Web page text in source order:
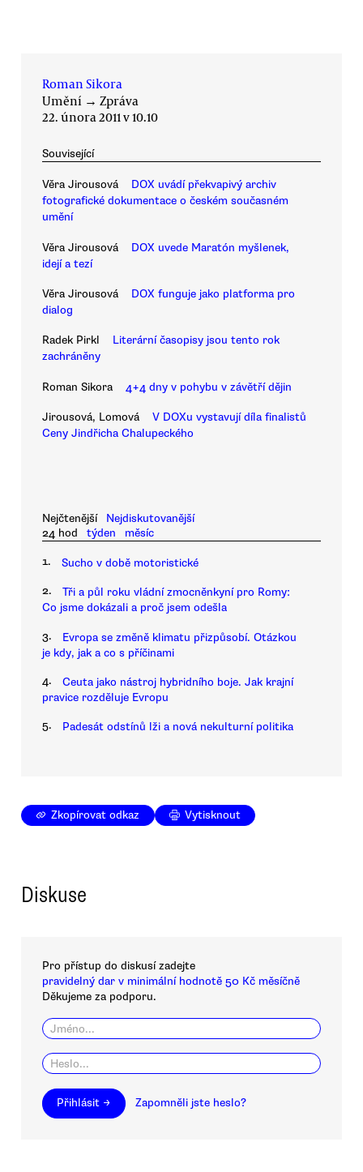
Roman Sikora
Umění → Zpráva
22. února 2011 v 10.10
Související
Věra Jirousová
DOX uvádí překvapivý archiv
fotografické dokumentace o českém současném
umění
Věra Jirousová
DOX uvede Maratón myšlenek,
idejí a tezí
Věra Jirousová
DOX funguje jako platforma pro
dialog
Radek Pirkl
Literární časopisy jsou tento rok
zachráněny
Roman Sikora 4+4 dny v pohybu v závětří dějin
Jirousová, Lomová
V DOXu vystavují díla finalistů
Ceny Jindřicha Chalupeckého
Nejčtenější
Nejdiskutovanější
24 hod
týden měsíc
1. Sucho v době motoristické
2.
Tři a půl roku vládní zmocněnkyní pro Romy:
Co jsme dokázali a proč jsem odešla
3.
Evropa se změně klimatu přizpůsobí. Otázkou
je kdy, jak a co s příčinami
4.
Ceuta jako nástroj hybridního boje. Jak krajní
pravice rozděluje Evropu
5. Padesát odstínů lži a nová nekulturní politika
Zkopírovat odkaz Vytisknout
Diskuse
Pro přístup do diskusí zadejte
pravidelný dar v minimální hodnotě 50 Kč měsíčně
Děkujeme za podporu.
Přihlásit → Zapomněli jste heslo?